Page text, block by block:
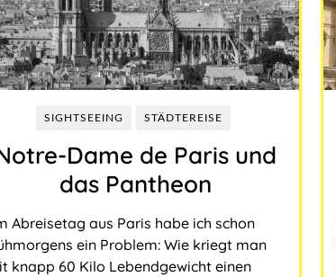
SIGHTSEEING STÄDTEREISE
Dame de Paris und
das Pantheon
Abreisetag aus Paris habe ich schon
ein Problem: Wie kriegt man
knapp 60 Kilo Lebendgewicht einen